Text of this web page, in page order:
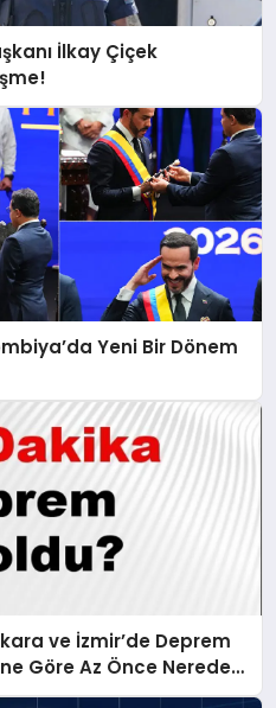
İlkay Çiçek
Yeni Bir Dönem
ve İzmir’de Deprem
Göre Az Önce Nerede